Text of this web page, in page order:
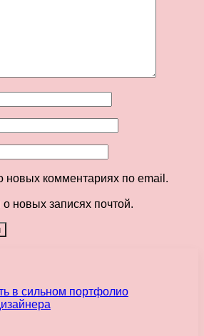
новых комментариях по email.
новых записях почтой.
в сильном портфолио